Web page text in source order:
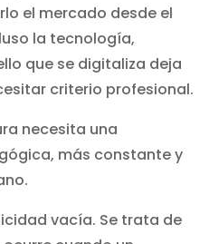
el mercado desde el
la tecnología,
que se digitaliza deja
criterio profesional.
necesita una
más constante y
vacía. Se trata de